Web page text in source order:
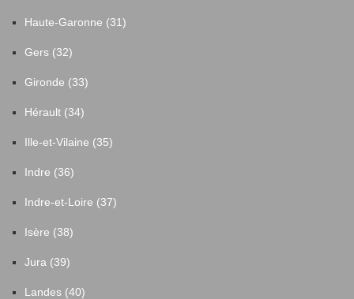
Haute-Garonne (31)
Gers (32)
Gironde (33)
Hérault (34)
Ille-et-Vilaine (35)
Indre (36)
Indre-et-Loire (37)
Isère (38)
Jura (39)
Landes (40)